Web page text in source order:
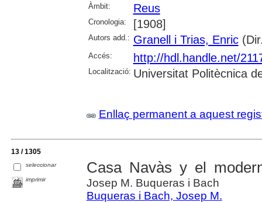
Àmbit: Reus
Cronologia: [1908]
Autors add.: Granell i Trias, Enric
Accés: http://hdl.handle.net/
Localització: Universitat Politècnica
Enllaç permanent a aquest
13 / 1305
seleccionar
imprimir
Casa Navàs y el
Josep M. Buqueras i Bach
Buqueras i Bach, Josep M.